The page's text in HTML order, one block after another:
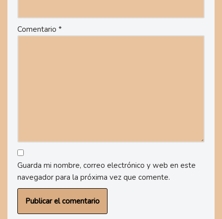
Comentario *
Guarda mi nombre, correo electrónico y web en este
navegador para la próxima vez que comente.